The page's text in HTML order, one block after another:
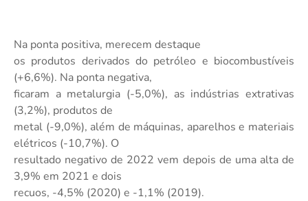
Na ponta positiva, merecem destaque
os produtos derivados do petróleo e biocombustíveis
(+6,6%). Na ponta negativa,
ficaram a metalurgia (-5,0%), as indústrias extrativas
(3,2%), produtos de
metal (-9,0%), além de máquinas, aparelhos e materiais
elétricos (-10,7%). O
resultado negativo de 2022 vem depois de uma alta de
3,9% em 2021 e dois
recuos, -4,5% (2020) e -1,1% (2019).